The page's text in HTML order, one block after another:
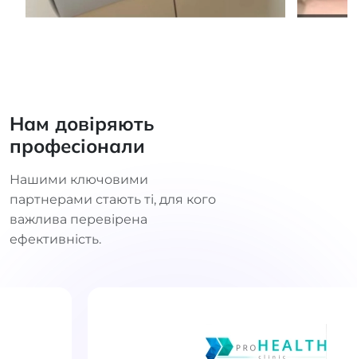
Нам довіряють
професіонали
Нашими ключовими
партнерами стають ті, для кого
важлива перевірена
ефективність.